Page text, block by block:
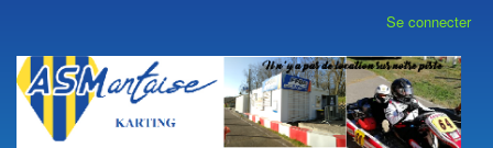
contenu
principal
compte
de
l'utilisateur
Se connecter
asm-karting.fr